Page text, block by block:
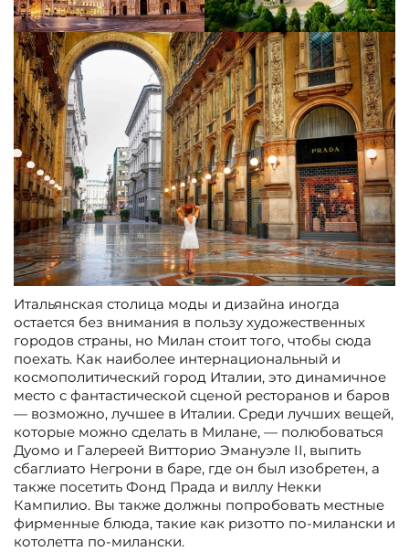
Итальянская столица моды и дизайна иногда
остается без внимания в пользу художественных
городов страны, но Милан стоит того, чтобы сюда
поехать. Как наиболее интернациональный и
космополитический город Италии, это динамичное
место с фантастической сценой ресторанов и баров
— возможно, лучшее в Италии. Среди лучших вещей,
которые можно сделать в Милане, — полюбоваться
Дуомо и Галереей Витторио Эмануэле II, выпить
сбаглиато Негрони в баре, где он был изобретен, а
также посетить Фонд Прада и виллу Некки
Кампилио. Вы также должны попробовать местные
фирменные блюда, такие как ризотто по-милански и
котолетта по-милански.